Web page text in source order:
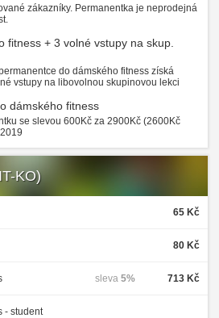
zákazníky. Permanentka je neprodejná
fitness + 3 volné vstupy na skup.
do dámského fitness získá
vstupy na libovolnou skupinovou lekci
dámského fitness
se slevou 600Kč za 2900Kč (2600Kč
KO)
65 Kč
80 Kč
713 Kč
sleva 5%
- student